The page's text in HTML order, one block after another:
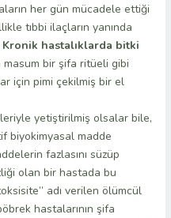
her gün mücadele ettiği
tıbbi ilaçların yanında
Kronik hastalıklarda bitki
masum bir şifa ritüeli gibi
için pimi çekilmiş bir el
yetiştirilmiş olsalar bile,
biyokimyasal madde
fazlasını süzüp
olan bir hastada bu
adı verilen ölümcül
hastalarının şifa